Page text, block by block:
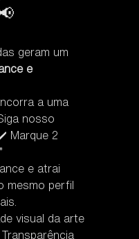
geram um
e
a uma
nosso
Marque 2
e atrai
mesmo perfil
visual da arte